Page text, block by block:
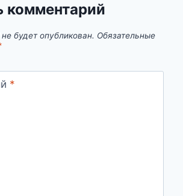
комментарий
будет опубликован. Обязательные
*